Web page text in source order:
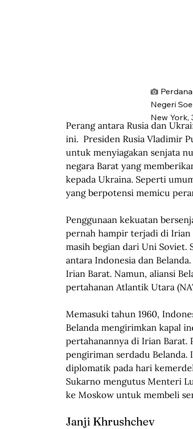
Negeri
New York,
Perang antara Rusia dan
ini.  Presiden Rusia Vladimir
untuk menyiagakan senjata
negara Barat yang
kepada Ukraina. Seperti
yang berpotensi memicu
Penggunaan kekuatan
pernah hampir terjadi di Irian
masih begian dari Uni Soviet.
antara Indonesia dan
Irian Barat. Namun, aliansi
pertahanan Atlantik Utara
Memasuki tahun 1960,
Belanda mengirimkan kapal
pertahanannya di Irian Barat.
pengiriman serdadu Belanda.
diplomatik pada hari
Sukarno mengutus Menteri
ke Moskow untuk membeli
Janji Khrushchev